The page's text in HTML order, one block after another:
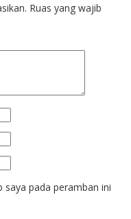
Ruas yang wajib
saya pada peramban ini